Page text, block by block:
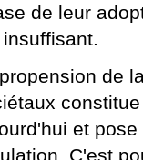
de leur
de
et